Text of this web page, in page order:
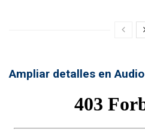
Ampliar detalles en Audio